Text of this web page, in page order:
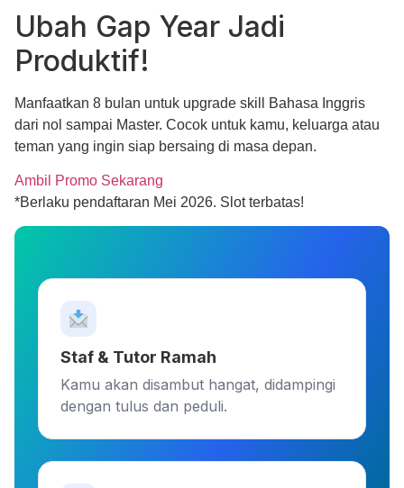
Ubah Gap Year Jadi
Produktif!
Manfaatkan 8 bulan untuk upgrade skill
Bahasa Inggris
dari nol sampai Master. Cocok untuk kamu, keluarga atau
teman yang ingin siap bersaing di masa depan.
Ambil Promo Sekarang
*Berlaku pendaftaran Mei 2026. Slot terbatas!
Staf & Tutor Ramah
Kamu akan disambut hangat, didampingi
dengan tulus dan peduli.